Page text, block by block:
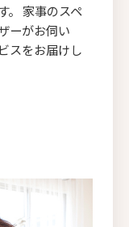
。 家事のスペ
ーがお伺い
スをお届けし